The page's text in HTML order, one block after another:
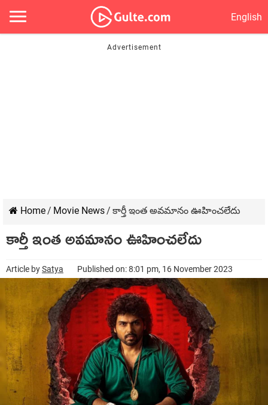
English
Home/ Movie News/ కార్తీ ఇంత అవమానం ఊహించలేదు
కార్తీ ఇంత అవమానం ఊహించలేదు
Article bySatya Published on: 8:01 pm, 16 November 2023